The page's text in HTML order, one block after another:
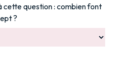
cette question : combien font
?